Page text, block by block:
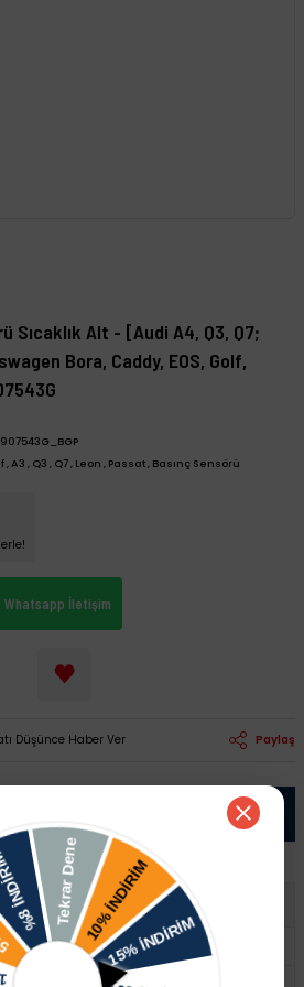
Sıcaklık Alt - [Audi A4, Q3, Q7;
Bora, Caddy, EOS, Golf,
,A3 , Q3 , Q7, Leon , Passat, Basınç Sensörü
Whatsapp İletişim
Düşünce Haber Ver Paylaş
ile sipariş hattımızdan kontrol ettirmeniz tavsiye edilir.
Audi
A4 Q3